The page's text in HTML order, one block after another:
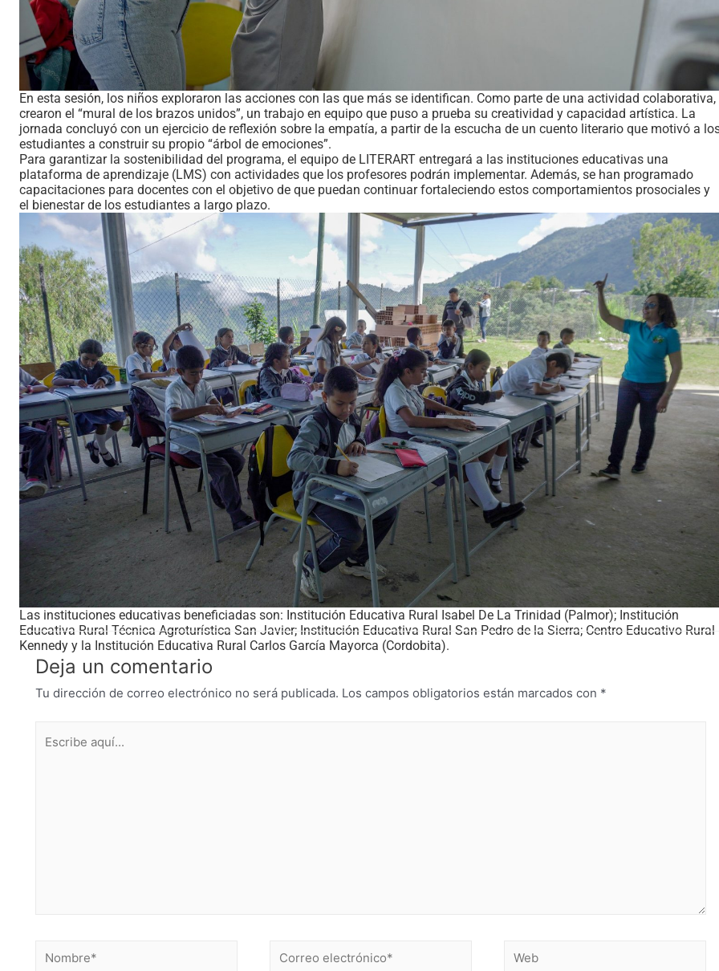
En esta sesión, los niños exploraron las acciones con las que más se identifican. Como parte de una actividad colaborativa,
crearon el “mural de los brazos unidos”, un trabajo en equipo que puso a prueba su creatividad y capacidad artística. La
jornada concluyó con un ejercicio de reflexión sobre la empatía, a partir de la escucha de un cuento literario que motivó a
estudiantes a construir su propio “árbol de emociones”.
Para garantizar la sostenibilidad del programa, el equipo de LITERART entregará a las instituciones educativas una
plataforma de aprendizaje (LMS) con actividades que los profesores podrán implementar. Además, se han programado
capacitaciones para docentes con el objetivo de que puedan continuar fortaleciendo estos comportamientos prosociales y
el bienestar de los estudiantes a largo plazo.
Las instituciones educativas beneficiadas son: Institución Educativa Rural Isabel De La Trinidad (Palmor); Institución
Educativa Rural Técnica Agroturística San Javier; Institución Educativa Rural San Pedro de la Sierra; Centro Educativo Rural
Kennedy y la Institución Educativa Rural Carlos García Mayorca (Cordobita).
Deja un comentario
Tu dirección de correo electrónico no será publicada. Los campos obligatorios están marcados con *